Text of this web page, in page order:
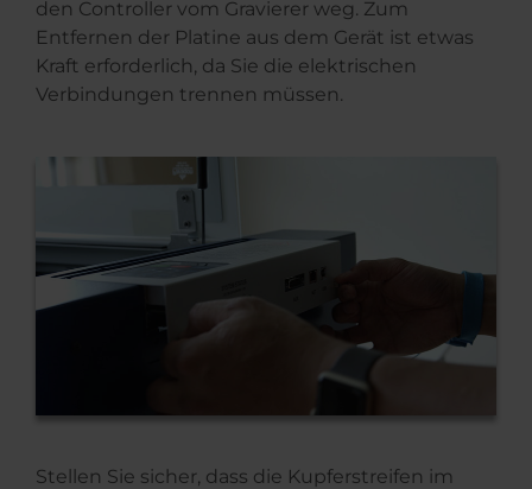
den Controller vom Gravierer weg. Zum
Entfernen der Platine aus dem Gerät ist etwas
Kraft erforderlich, da Sie die elektrischen
Verbindungen trennen müssen.
Stellen Sie sicher, dass die Kupferstreifen im